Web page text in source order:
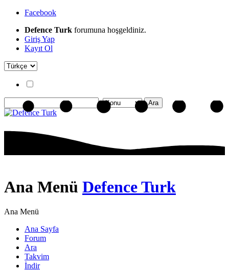
Facebook
Defence Turk forumuna hoşgeldiniz.
Giriş Yap
Kayıt Ol
Ana Menü Defence Turk
Ana Menü
Ana Sayfa
Forum
Ara
Takvim
İndir